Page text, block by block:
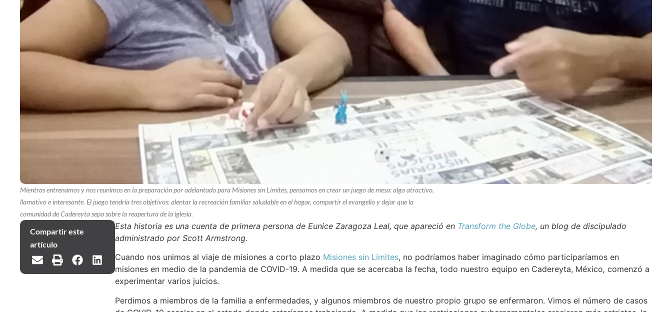
Mientras entrenamos y nos reunimos en la preparación por adelantado para Misiones sin Límites, pensamos en crear un juego de mesa: algo atractivo,
llamativo e interesante. El juego tendría tres objetivos: alentar la recreación familiar saludable en el hogar, compartir el evangelio y dejar que la
comunidad de Cadereyta sepa sobre la reapertura de la iglesia.
Compartir este
artículo
Esta historia es una cuenta de primera persona de Eunice Zaragoza Leal, que apareció en Transform the Globe, un blog de discipulado
administrado por Scott Armstrong.
Cuando nos unimos al viaje de misiones a corto plazo Misiones sin Límites, no podríamos haber imaginado cómo participaríamos en
misiones en medio de la pandemia de COVID-19. A medida que se acercaba la fecha, todo nuestro equipo en Cadereyta, México, comenzó a
experimentar varios juicios.
Perdimos a miembros de la familia a enfermedades, y algunos miembros de nuestro propio grupo se enfermaron. Vimos el número de casos